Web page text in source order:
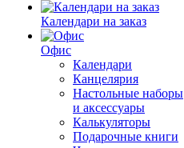
Календари на заказ
Офис
Календари
Канцелярия
Настольные наборы
и аксессуары
Калькуляторы
Подарочные книги